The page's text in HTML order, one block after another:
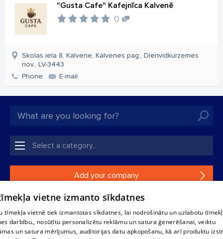
"Gusta Cafe" Kafejnīca Kalvenē
0
Skolas iela 8, Kalvene, Kalvenes pag., Dienvidkurzemes
nov., LV-3443
Phone
E-mail
Add your company
If your company is not in our database, please fill in a
Reproduction, or distribution of 1188 database, its parts or the
vietne izmanto sīkdatnes
tīmekļa vietnē tiek izmantotas sīkdatnes, lai nodrošinātu un uzlabotu
darbību., nosūtītu personalizētu reklāmu un satura ģenerēšanai, veiktu
un satura mērījumus, auditorijas datu apkopošanu, kā arī produktu